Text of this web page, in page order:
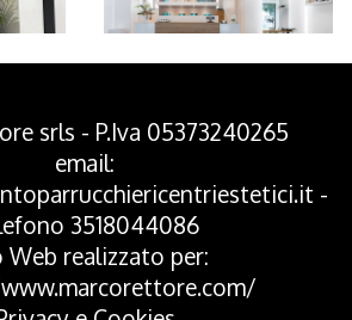
srls - P.Iva 05373240265
email:
-
3518044086
Web realizzato per: